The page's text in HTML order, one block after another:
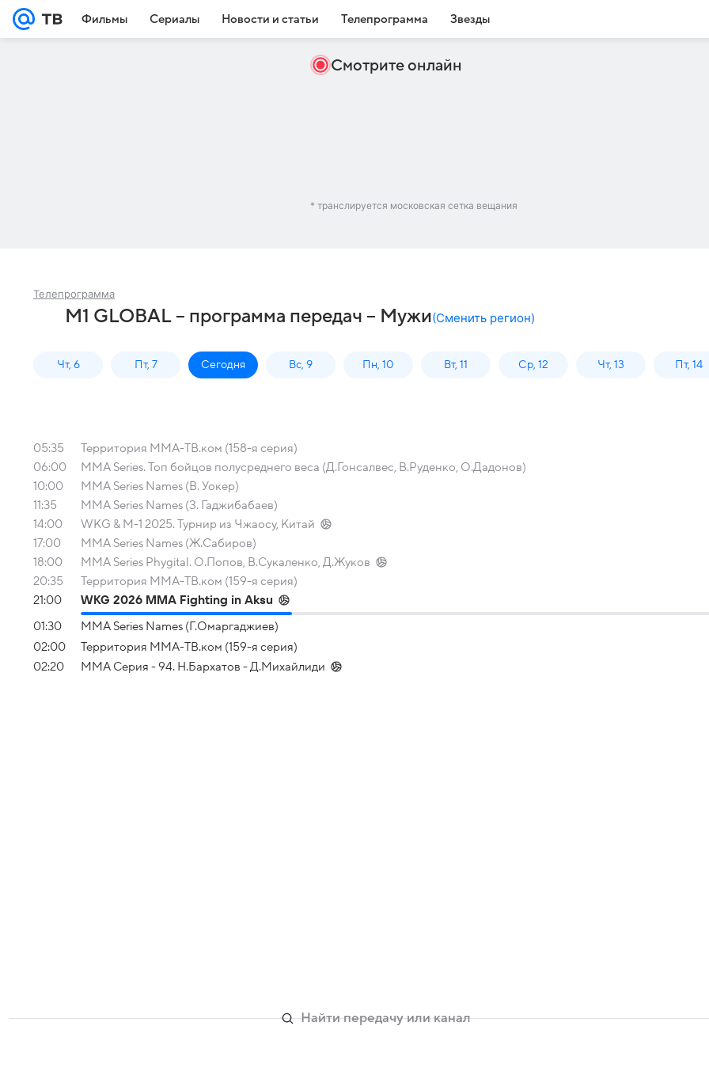
Фильмы Сериалы Новости и статьи Телепрограмма Звезды
Смотрите онлайн
* транслируется московская сетка вещания
Телепрограмма
M1 GLOBAL – программа передач – Мужи(Сменить регион)
Чт, 6 Пт, 7 Сегодня Вс, 9 Пн, 10 Вт, 11 Ср, 12 Чт, 13 Пт, 14
05:35
Территория ММА-ТВ.ком (158-я серия)
06:00
MMA Series. Топ бойцов полусреднего веса (Д.Гонсалвес, В.Руденко, О.Дадонов)
10:00
MMA Series Names (В. Уокер)
11:35
MMA Series Names (З. Гаджибабаев)
14:00
WKG & M-1 2025. Турнир из Чжаосу, Китай
17:00
MMA Series Names (Ж.Сабиров)
18:00
MMA Series Phygital. О.Попов, В.Сукаленко, Д.Жуков
20:35
Территория ММА-ТВ.ком (159-я серия)
21:00
WKG 2026 ММА Fighting in Aksu
01:30
MMA Series Names (Г.Омаргаджиев)
02:00
Территория ММА-ТВ.ком (159-я серия)
02:20
ММА Серия - 94. Н.Бархатов - Д.Михайлиди